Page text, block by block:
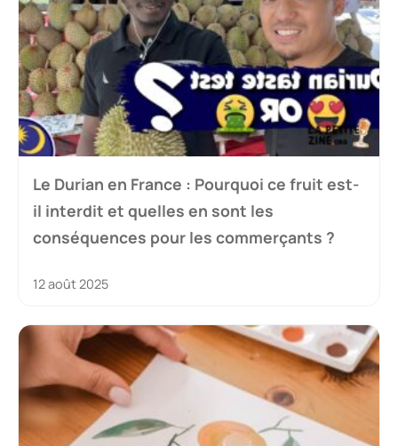
Le Durian en France : Pourquoi ce fruit est-
il interdit et quelles en sont les
conséquences pour les commerçants ?
12 août 2025